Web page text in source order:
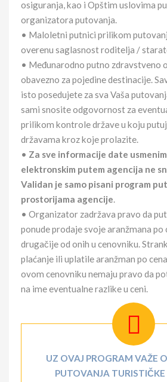
osiguranja, kao i Opštim uslovima
organizatora putovanja.
• Maloletni putnici prilikom
overenu saglasnost roditelja /
• Međunarodno putno zdravstveno
obavezno za pojedine destinacije.
isto posedujete za sva Vaša
sami snosite odgovornost za
prilikom kontrole države u koju
državama kroz koje prolazite.
• Za sve informacije date
elektronskim putem agencija ne
Validan je samo pisani program
prostorijama agencije.
• Organizator zadržava pravo da
ponude prodaje svoje aranžmana po
drugačije od onih u cenovniku.
plaćanje ili uplatile aranžman po
ovom cenovniku nemaju pravo da
na ime eventualne razlike u ceni.
UZ OVAJ PROGRAM VAŽE
PUTOVANJA